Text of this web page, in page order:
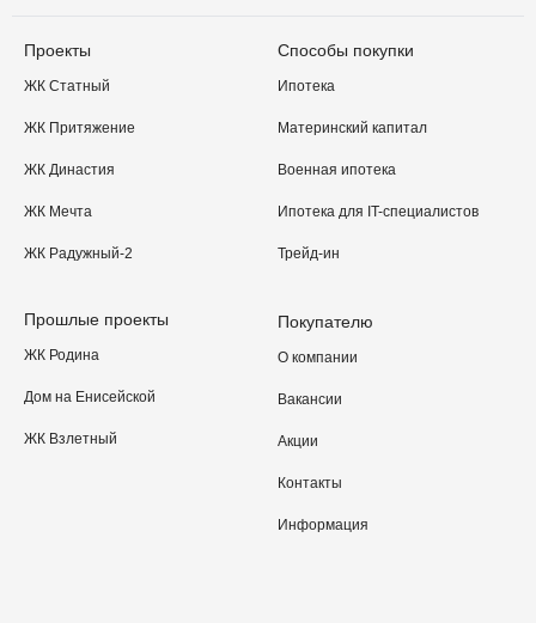
Проекты
ЖК Статный
ЖК Притяжение
ЖК Династия
ЖК Мечта
ЖК Радужный-2
Прошлые проекты
ЖК Родина
Дом на Енисейской
ЖК Взлетный
Способы покупки
Ипотека
Материнский капитал
Военная ипотека
Ипотека для IT-специалистов
Трейд-ин
Покупателю
О компании
Вакансии
Акции
Контакты
Информация